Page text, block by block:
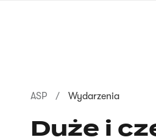
Ścieżka
nawigacyjna
ASP Wydarzenia
Duże i